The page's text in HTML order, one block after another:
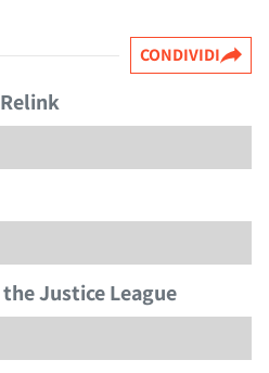
CONDIVIDI
Justice League